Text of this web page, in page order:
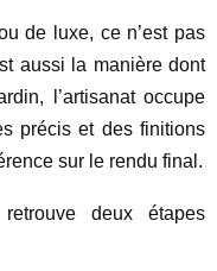
de luxe, ce n’est pas
aussi la manière dont
l’artisanat occupe
précis et des finitions
sur le rendu final.
deux étapes